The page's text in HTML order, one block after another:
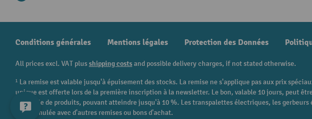
Conditions générales Mentions légales Protection des Données
All prices excl. VAT plusshipping costsand possible delivery charges, if not stated otherwise.
¹ La remise est valable jusqu'à épuisement des stocks. La remise ne s'applique pas aux prix
unique est offerte lors de la première inscription à la newsletter. Le bon, valable 10 jours, peut
catégorie de produits, pouvant atteindre jusqu'à 10 %. Les transpalettes électriques, les
être cumulée avec d'autres remises ou bons d'achat.